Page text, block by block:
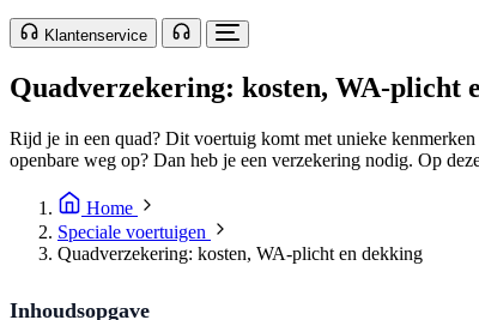
Klantenservice
Quadverzekering: kosten, WA-plicht
Rijd je in een quad? Dit voertuig komt met unieke
openbare weg op? Dan heb je een verzekering nodig. Op
Home
Speciale voertuigen
Quadverzekering: kosten, WA-plicht en dekking
Inhoudsopgave